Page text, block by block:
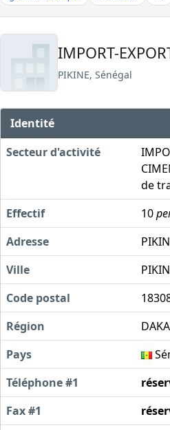
IMPORT-
PIKINE, Sénégal
Identité
Secteur d'activité
de
Effectif
10
Adresse
Ville
Code postal
Région
Pays
Téléphone #1
Fax #1